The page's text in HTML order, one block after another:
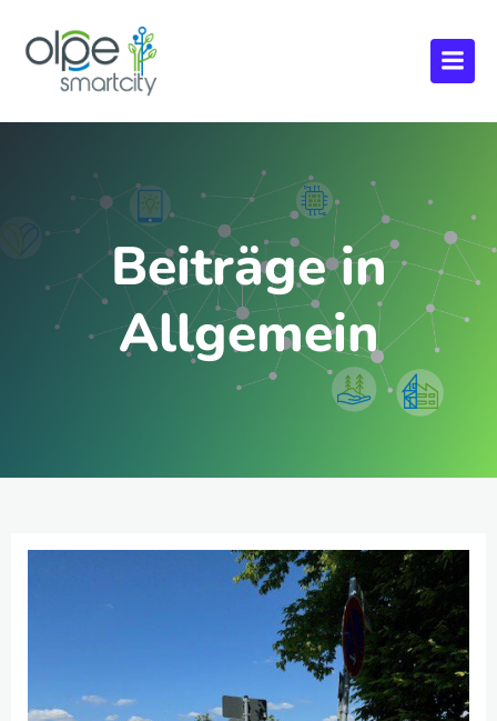
Beiträge in
Allgemein